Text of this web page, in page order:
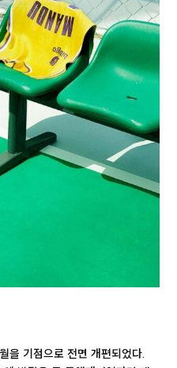
기점으로 전면 개편되었다.